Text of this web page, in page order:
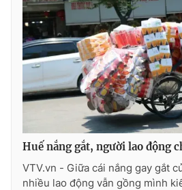
Huế nắng gắt, người lao động
VTV.vn - Giữa cái nắng gay gắt
nhiều lao động vẫn gồng mình